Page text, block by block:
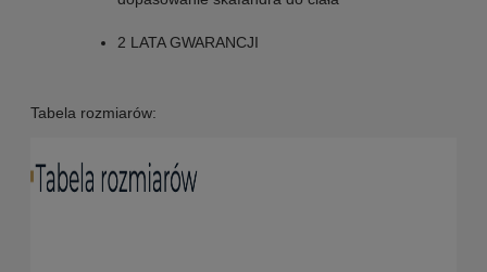
2 LATA GWARANCJI
Tabela rozmiarów: